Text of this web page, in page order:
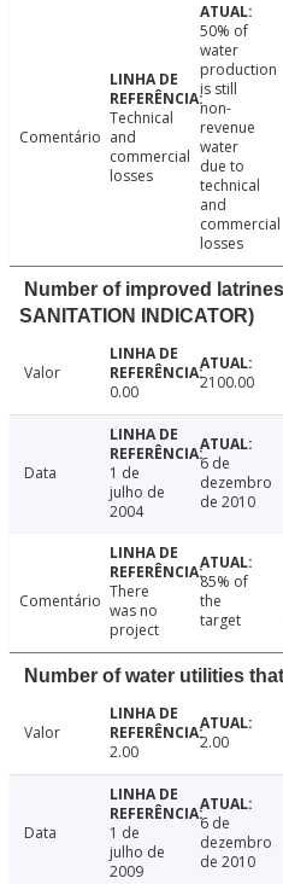
Comentário
Technical
and
commercial
losses
50% of
water
production
is still
non-
revenue
water
due to
technical
and
commercial
losses
Number of improved
SANITATION INDICATOR)
Valor
0.00
2100.00
Data
1 de
julho de
2004
6 de
dezembro
de 2010
Comentário There
was no
project
85% of
the
target
Number of water utilities
Valor
2.00
2.00
Data
1 de
julho de
2009
6 de
dezembro
de 2010